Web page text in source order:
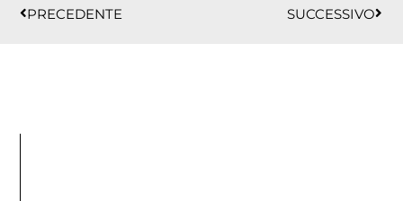
PRECEDENTE
SUCCESSIVO